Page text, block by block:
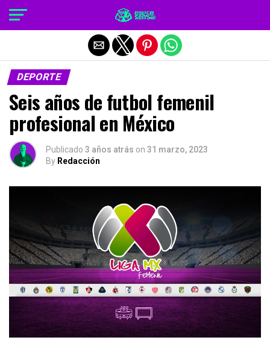
DEPORTE
Seis años de futbol femenil
profesional en México
Publicado 3 años atrás on 31 marzo, 2023
By Redacción
Salir de la versión móvil